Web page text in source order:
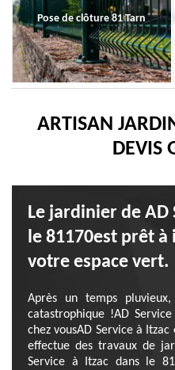
Pose de clôture 81 Tarn
ARTISAN
DEVIS
Le jardinier de AD
le 81170est prêt
votre espace vert.
Après un temps
catastrophique !AD
chez vousAD Service à
effectue des travaux de
Service à Itzac dans le